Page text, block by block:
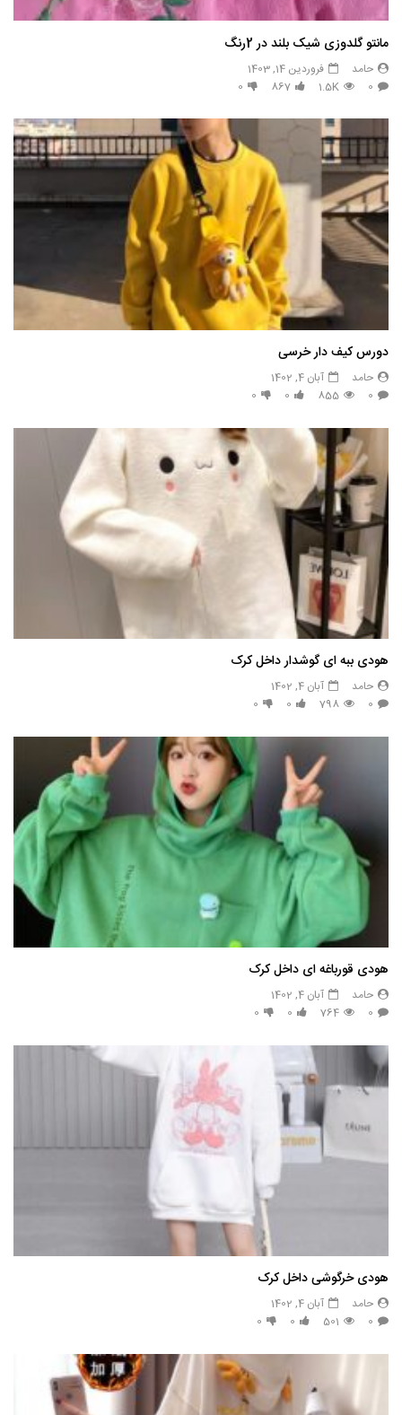
مانتو گلدوزی شیک بلند در 2رنگ
حامد
فروردین 14, 1403
0
1.5K
867
0
دورس کیف دار خرسی
حامد
آبان 4, 1402
0
855
0
0
هودی ببه ای گوشدار داخل کرک
حامد
آبان 4, 1402
0
798
0
0
هودی قورباغه ای داخل کرک
حامد
آبان 4, 1402
0
764
0
0
هودی خرگوشی داخل کرک
حامد
آبان 4, 1402
0
501
0
0